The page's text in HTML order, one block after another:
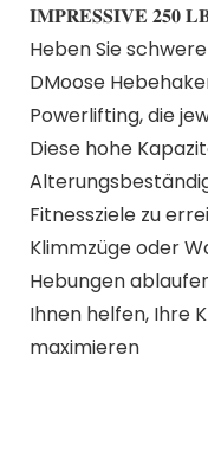
𝐈𝐌𝐏𝐑𝐄𝐒𝐒𝐈𝐕𝐄 𝟐𝟓𝟎
Heben Sie
DMoose
Powerlifting, die
Diese hohe
Fitnessziele zu
Klimmzüge oder
Hebungen
Ihnen helfen, Ihre
maximieren